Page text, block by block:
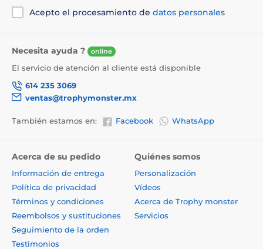
Acepto el procesamiento de datos personales
Necesita ayuda ? online
El servicio de atención al cliente está disponible
614 235 3069
ventas@trophymonster.mx
También estamos en: Facebook WhatsApp
Acerca de su pedido
Información de entrega
Política de privacidad
Términos y condiciones
Reembolsos y sustituciones
Seguimiento de la orden
Testimonios
Quiénes somos
Personalización
Vídeos
Acerca de Trophy monster
Servicios